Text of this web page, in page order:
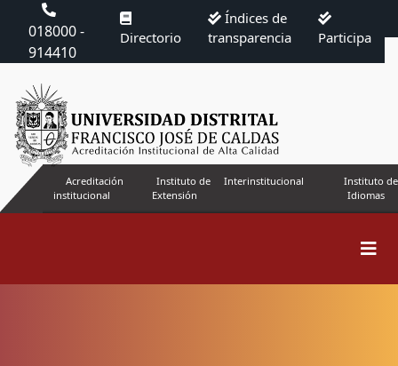
018000 -
914410
Directorio
Índices de
transparencia
Participa
Acreditación
institucional
Instituto de
Extensión
Interinstitucional
Instituto de
Idiomas